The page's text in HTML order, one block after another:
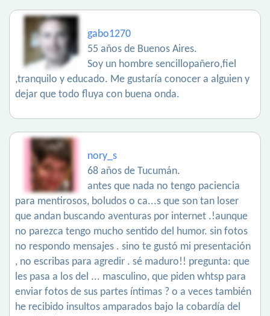
gabo1270
55 años de Buenos Aires.
Soy un hombre sencillopañero,fiel
,tranquilo y educado. Me gustaría conocer a alguien y
dejar que todo fluya con buena onda.
nory_s
68 años de Tucumán.
antes que nada no tengo paciencia
para mentirosos, boludos o ca...s que son tan loser
que andan buscando aventuras por internet .!aunque
no parezca tengo mucho sentido del humor. sin fotos
no respondo mensajes . sino te gustó mi presentación
, no escribas para agredir . sé maduro!! pregunta: que
les pasa a los del ... masculino, que piden whtsp para
enviar fotos de sus partes íntimas ? o a veces también
he recibido insultos amparados bajo la cobardía del